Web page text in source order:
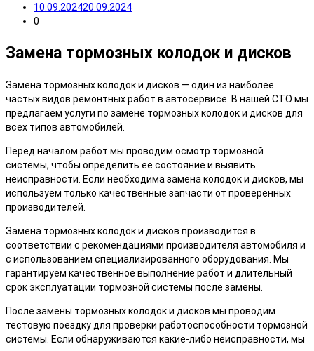
10.09.202420.09.2024
0
Замена тормозных колодок и дисков
Замена тормозных колодок и дисков — один из наиболее
частых видов ремонтных работ в автосервисе. В нашей СТО мы
предлагаем услуги по замене тормозных колодок и дисков для
всех типов автомобилей.
Перед началом работ мы проводим осмотр тормозной
системы, чтобы определить ее состояние и выявить
неисправности. Если необходима замена колодок и дисков, мы
используем только качественные запчасти от проверенных
производителей.
Замена тормозных колодок и дисков производится в
соответствии с рекомендациями производителя автомобиля и
с использованием специализированного оборудования. Мы
гарантируем качественное выполнение работ и длительный
срок эксплуатации тормозной системы после замены.
После замены тормозных колодок и дисков мы проводим
тестовую поездку для проверки работоспособности тормозной
системы. Если обнаруживаются какие-либо неисправности, мы